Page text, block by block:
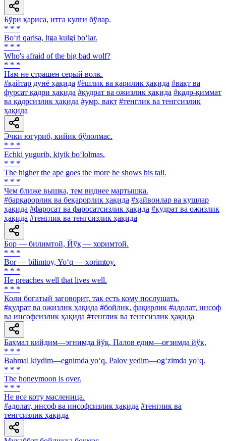
Бўри қариса, итга кулги бўлар.
* * *
Bo‘ri qarisa, itga kulgi bo‘lar.
* * *
Who's afraid of the big bad wolf?
* * *
Нам не страшен серый волк.
#қайтар дунё ҳақида #ёшлик ва қарилик ҳақида #вақт ва
фурсат қадри ҳақида #қудрат ва ожизлик ҳақида #қадр-қиммат
ва қадрсизлик ҳақида #умр, вақт #тенглик ва тенгсизлик
ҳақида
Эчки югуриб, кийик бўлолмас.
* * *
Echki yugurib, kiyik bo‘lolmas.
* * *
The higher the ape goes the more he shows his tail.
* * *
Чем ближе вышка, тем виднее мартышка.
#барқарорлик ва беқарорлик ҳақида #ҳайвонлар ва қушлар
ҳақида #фаросат ва фаросатсизлик ҳақида #қудрат ва ожизлик
ҳақида #тенглик ва тенгсизлик ҳақида
Бор — билимтой, Йўқ — хоримтой.
* * *
Bor — bilimtoy, Yo‘q — xorimtoy.
* * *
He preaches well that lives well.
* * *
Коли богатый заговорит, так есть кому послушать.
#қудрат ва ожизлик ҳақида #бойлик, фақирлик #адолат, инсоф
ва инсофсизлик ҳақида #тенглик ва тенгсизлик ҳақида
Баҳмал кийдим—эгнимда йўқ, Палов едим—оғзимда йўқ.
* * *
Bahmal kiydim—egnimda yo‘q, Palov yedim—og‘zimda yo‘q.
* * *
The honeymoon is over.
* * *
He все коту масленица.
#адолат, инсоф ва инсофсизлик ҳақида #тенглик ва
тенгсизлик ҳақида